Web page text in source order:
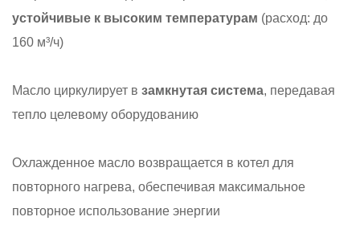
устойчивые к высоким температурам (расход: до
160 м³/ч)
Масло циркулирует в замкнутая система, передавая
тепло целевому оборудованию
Охлажденное масло возвращается в котел для
повторного нагрева, обеспечивая максимальное
повторное использование энергии